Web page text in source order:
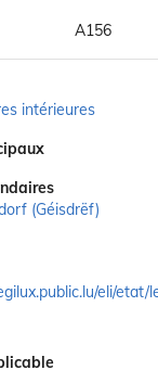
A156
intérieures
(Géisdrëf)
eli/etat/